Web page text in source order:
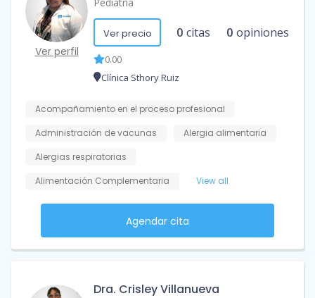
Ver perfil
Ver precio 0 citas 0 opiniones
0.00
Clínica Sthory Ruiz
Acompañamiento en el proceso profesional
Administración de vacunas
Alergia alimentaria
Alergias respiratorias
Alimentación Complementaria
View all
Agendar cita
Dra. Crisley Villanueva